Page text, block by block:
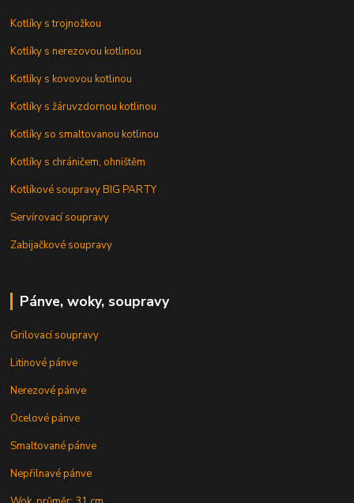
Kotlíky s trojnožkou
Kotlíky s nerezovou kotlinou
Kotlíky s kovovou kotlinou
Kotlíky s žáruvzdornou kotlinou
Kotlíky so smaltovanou kotlinou
Kotlíky s chráničem, ohništěm
Kotlíkové soupravy BIG PARTY
Servírovací soupravy
Zabijačkové soupravy
Pánve, woky, soupravy
Grilovací soupravy
Litinové pánve
Nerezové pánve
Ocelové pánve
Smaltované pánve
Nepřilnavé pánve